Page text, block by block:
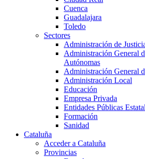
Cuenca
Guadalajara
Toledo
Sectores
Administración de
Administración General
Autónomas
Administración General
Administración Local
Educación
Empresa Privada
Entidades Públicas
Formación
Sanidad
Cataluña
Acceder a Cataluña
Provincias